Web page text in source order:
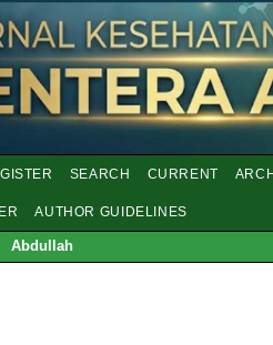
SEARCH CURRENT
AUTHOR GUIDELINES
Abdullah